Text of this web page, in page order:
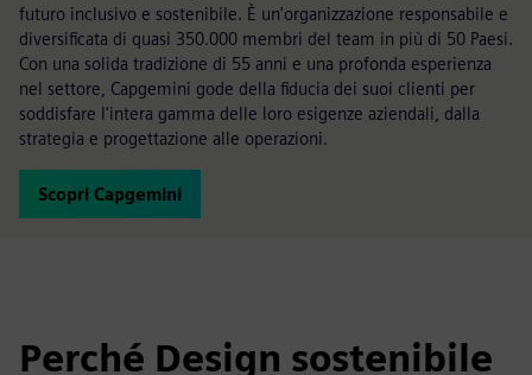
futuro inclusivo e sostenibile. È un'organizzazione responsabile e
diversificata di quasi 350.000 membri del team in più di 50 Paesi.
Con una solida tradizione di 55 anni e una profonda esperienza
nel settore, Capgemini gode della fiducia dei suoi clienti per
soddisfare l'intera gamma delle loro esigenze aziendali, dalla
strategia e progettazione alle operazioni.
Scopri Capgemini
Perché Design sostenibile